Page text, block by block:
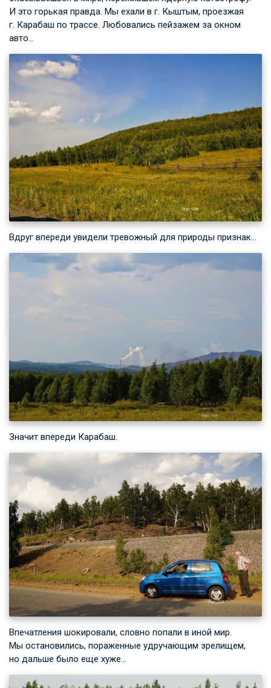
И это горькая правда. Мы ехали в г. Кыштым, проезжая
г. Карабаш по трассе. Любовались пейзажем за окном
авто…
Вдруг впереди увидели тревожный для природы признак…
Значит впереди Карабаш.
Впечатления шокировали, словно попали в иной мир.
Мы остановились, пораженные удручающим зрелищем,
но дальше было еще хуже…